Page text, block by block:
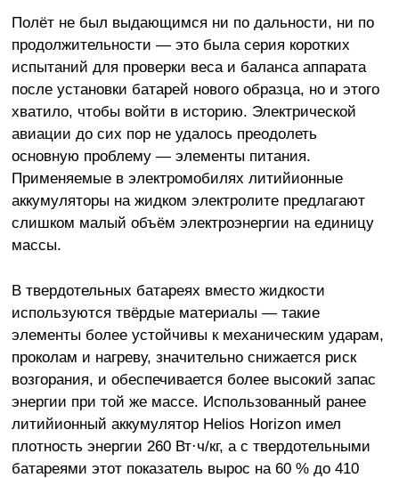
Полёт не был выдающимся ни по дальности, ни по
продолжительности — это была серия коротких
испытаний для проверки веса и баланса аппарата
после установки батарей нового образца, но и этого
хватило, чтобы войти в историю. Электрической
авиации до сих пор не удалось преодолеть
основную проблему — элементы питания.
Применяемые в электромобилях литийионные
аккумуляторы на жидком электролите предлагают
слишком малый объём электроэнергии на единицу
массы.
В твердотельных батареях вместо жидкости
используются твёрдые материалы — такие
элементы более устойчивы к механическим ударам,
проколам и нагреву, значительно снижается риск
возгорания, и обеспечивается более высокий запас
энергии при той же массе. Использованный ранее
литийионный аккумулятор Helios Horizon имел
плотность энергии 260 Вт·ч/кг, а с твердотельными
батареями этот показатель вырос на 60 % до 410